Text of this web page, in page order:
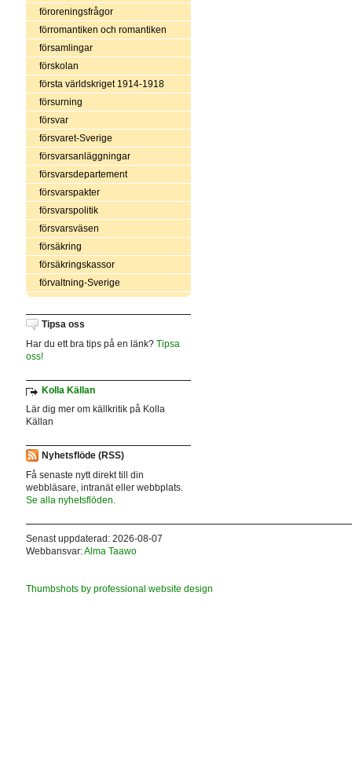
föroreningsfrågor
förromantiken och romantiken
församlingar
förskolan
första världskriget 1914-1918
försurning
försvar
försvaret-Sverige
försvarsanläggningar
försvarsdepartement
försvarspakter
försvarspolitik
försvarsväsen
försäkring
försäkringskassor
förvaltning-Sverige
Tipsa oss
Har du ett bra tips på en länk? Tipsa
oss!
Kolla Källan
Lär dig mer om källkritik på Kolla
Källan
Nyhetsflöde (RSS)
Få senaste nytt direkt till din
webbläsare, intranät eller webbplats.
Se alla nyhetsflöden.
Senast uppdaterad: 2026-08-07
Webbansvar:Alma Taawo
Thumbshots by professional website design